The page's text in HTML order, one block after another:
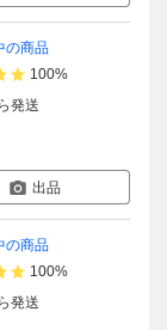
の商品
100%
発送
出品
の商品
100%
発送